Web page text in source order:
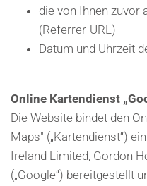
die von Ihnen zuvor
(Referrer-URL)
Datum und Uhrzeit
Online Kartendienst
Die Website bindet den
Maps" („Kartendienst“)
Ireland Limited, Gordon
(„Google“) bereitgestellt